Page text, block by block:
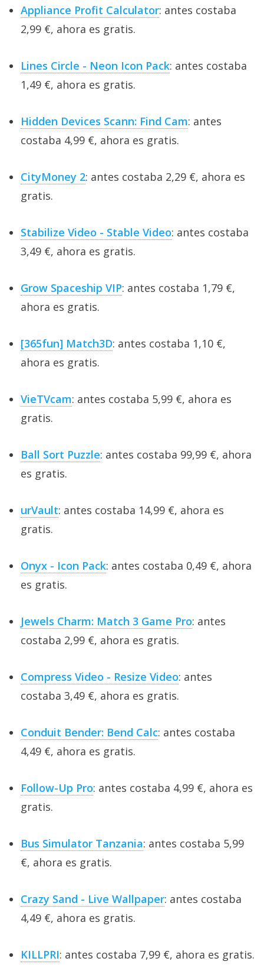
Appliance Profit Calculator: antes costaba
2,99 €, ahora es gratis.
Lines Circle - Neon Icon Pack: antes costaba
1,49 €, ahora es gratis.
Hidden Devices Scann: Find Cam: antes
costaba 4,99 €, ahora es gratis.
CityMoney 2: antes costaba 2,29 €, ahora es
gratis.
Stabilize Video - Stable Video: antes costaba
3,49 €, ahora es gratis.
Grow Spaceship VIP: antes costaba 1,79 €,
ahora es gratis.
[365fun] Match3D: antes costaba 1,10 €,
ahora es gratis.
VieTVcam: antes costaba 5,99 €, ahora es
gratis.
Ball Sort Puzzle: antes costaba 99,99 €, ahora
es gratis.
urVault: antes costaba 14,99 €, ahora es
gratis.
Onyx - Icon Pack: antes costaba 0,49 €, ahora
es gratis.
Jewels Charm: Match 3 Game Pro: antes
costaba 2,99 €, ahora es gratis.
Compress Video - Resize Video: antes
costaba 3,49 €, ahora es gratis.
Conduit Bender: Bend Calc: antes costaba
4,49 €, ahora es gratis.
Follow-Up Pro: antes costaba 4,99 €, ahora es
gratis.
Bus Simulator Tanzania: antes costaba 5,99
€, ahora es gratis.
Crazy Sand - Live Wallpaper: antes costaba
4,49 €, ahora es gratis.
KILLPRI: antes costaba 7,99 €, ahora es gratis.